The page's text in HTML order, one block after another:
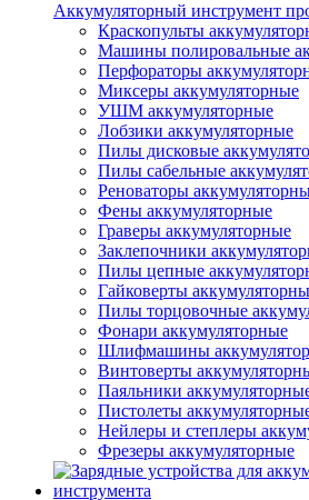
Аккумуляторный инструмент
Краскопульты
Машины полировальные
Перфораторы
Миксеры аккумуляторные
УШМ аккумуляторные
Лобзики аккумуляторные
Пилы дисковые
Пилы сабельные
Реноваторы
Фены аккумуляторные
Граверы аккумуляторные
Заклепочники
Пилы цепные
Гайковерты
Пилы торцовочные
Фонари аккумуляторные
Шлифмашины
Винтоверты
Паяльники
Пистолеты
Нейлеры и степлеры
Фрезеры аккумуляторные